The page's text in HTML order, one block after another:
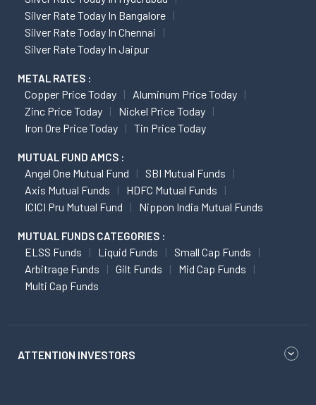
Silver Rate Today In Bangalore
Silver Rate Today In Chennai
Silver Rate Today In Jaipur
METAL RATES :
Copper Price Today
Aluminum Price Today
Zinc Price Today
Nickel Price Today
Iron Ore Price Today
Tin Price Today
MUTUAL FUND AMCS :
Angel One Mutual Fund
SBI Mutual Funds
Axis Mutual Funds
HDFC Mutual Funds
ICICI Pru Mutual Fund
Nippon India Mutual Funds
MUTUAL FUNDS CATEGORIES :
ELSS Funds Liquid Funds
Small Cap Funds
Arbitrage Funds
Gilt Funds
Mid Cap Funds
Multi Cap Funds
ATTENTION INVESTORS